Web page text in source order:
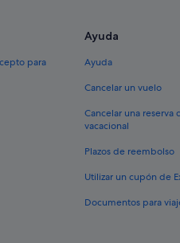
Eugenio
para
Ayuda
Ayuda
Cancelar un vuelo
Cancelar una
vacacional
Plazos de reembolso
Utilizar un cupón de
Documentos para